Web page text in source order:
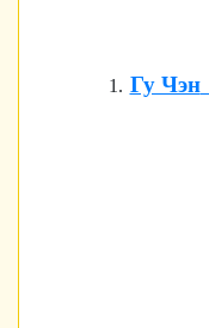
Гу Чэн